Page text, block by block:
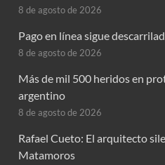
8 de agosto de 2026
Pago en línea sigue
8 de agosto de 2026
Más de mil 500 heridos en
argentino
8 de agosto de 2026
Rafael Cueto: El arquitecto
Matamoros